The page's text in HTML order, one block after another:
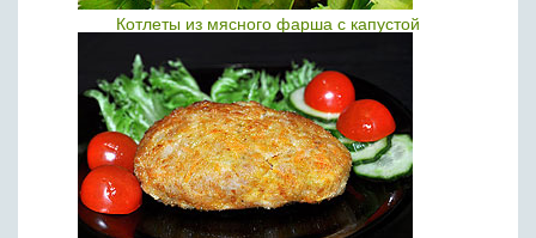
Котлеты из мясного фарша с капустой